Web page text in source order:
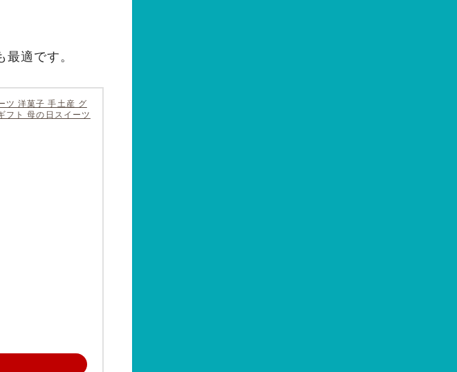
適です。
ツ 洋菓子 手土産 グ
ト 母の日スイーツ